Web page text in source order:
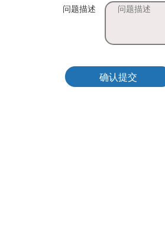
问题描述
确认提交